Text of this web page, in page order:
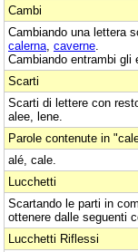
Cambi
Cambiando una lettera
calerna caverne
Cambiando entrambi gli
Scarti
Scarti di lettere con
alee, lene.
Parole contenute in
alé, cale.
Lucchetti
Scartando le parti in
ottenere dalle seguenti
Lucchetti Riflessi